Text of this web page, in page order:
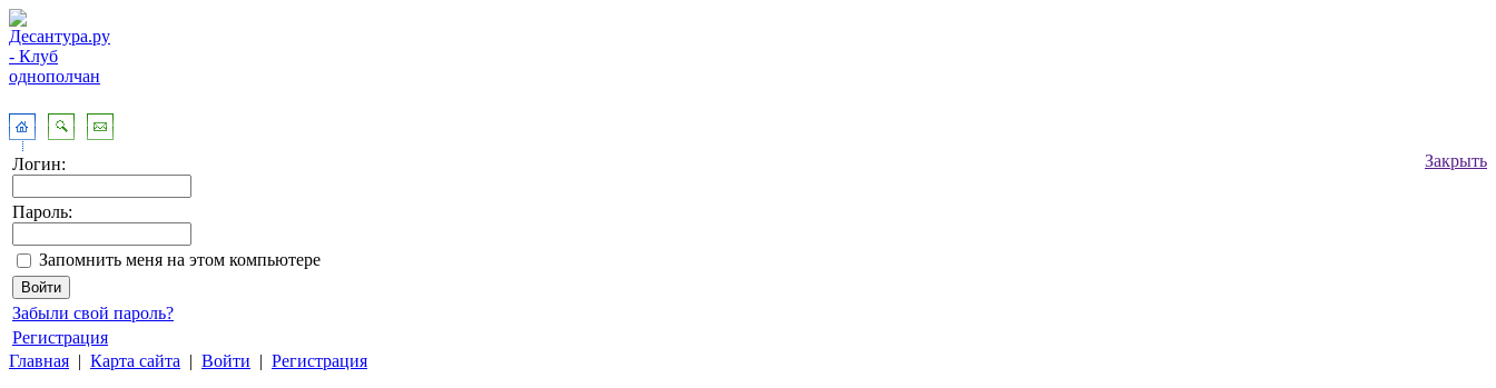
Закрыть
Логин:
Пароль:
Запомнить меня на этом компьютере
Забыли свой пароль?
Регистрация
Главная | Карта сайта | Войти | Регистрация